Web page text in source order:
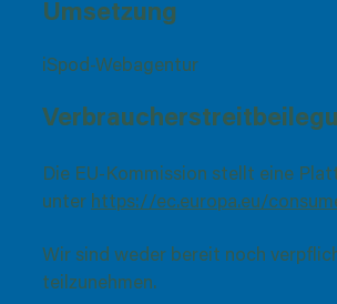
Umsetzung
iSpod-Webagentur
Die EU-Kommission stellt eine
unter https://ec.europa.eu/
Wir sind weder bereit noch
teilzunehmen.